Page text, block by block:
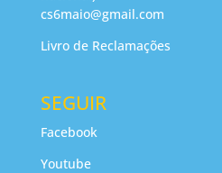
cs6maio@gmail.com
Livro de Reclamações
SEGUIR
Facebook
Youtube